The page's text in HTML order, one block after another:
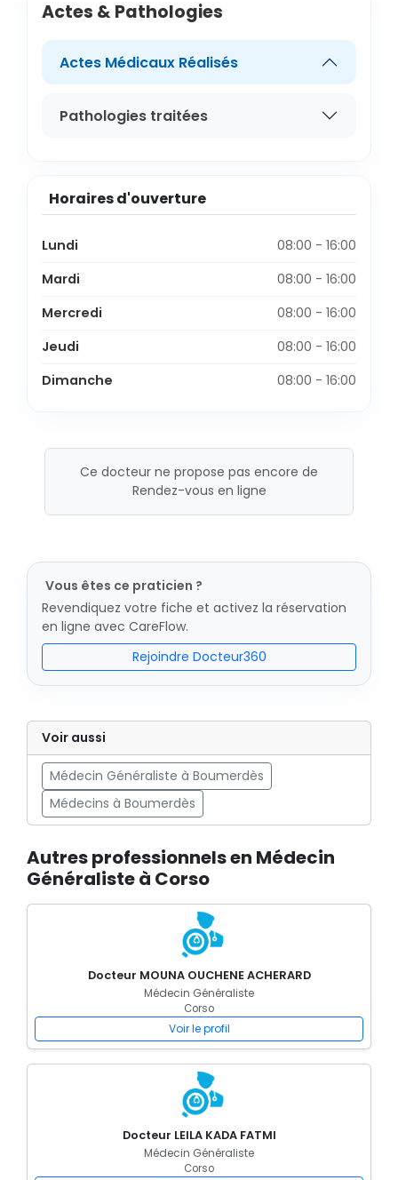
Actes & Pathologies
Actes Médicaux Réalisés
Pathologies traitées
Horaires d'ouverture
Lundi
08:00 - 16:00
Mardi
08:00 - 16:00
Mercredi
08:00 - 16:00
Jeudi
08:00 - 16:00
Dimanche
08:00 - 16:00
Ce docteur ne propose pas encore de
Rendez-vous en ligne
Vous êtes ce praticien ?
Revendiquez votre fiche et activez la réservation
en ligne avec CareFlow.
Rejoindre Docteur360
Voir aussi
Médecin Généraliste à Boumerdès
Médecins à Boumerdès
Autres professionnels en Médecin
Généraliste à Corso
Docteur MOUNA OUCHENE ACHERARD
Médecin Généraliste
Corso
Voir le profil
Docteur LEILA KADA FATMI
Médecin Généraliste
Corso